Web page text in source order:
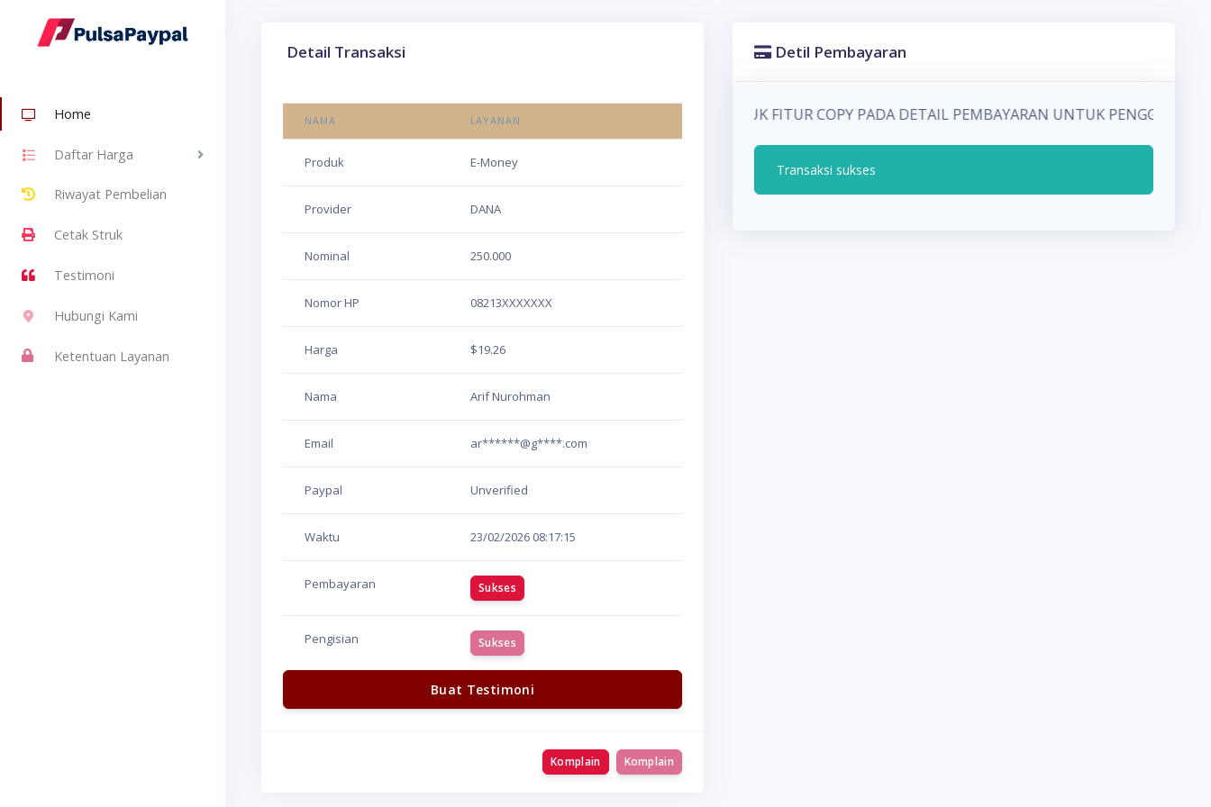
Home
Daftar Harga
Riwayat Pembelian
Cetak Struk
Testimoni
Hubungi Kami
Ketentuan Layanan
Detail Transaksi
NAMA LAYANAN
Produk E-Money
Provider DANA
Nominal 250.000
Nomor HP 08213XXXXXXX
Harga $19.26
Nama Arif Nurohman
Email ar******@g****.com
Paypal Unverified
Waktu 23/02/2026 08:17:15
Pembayaran Sukses
Pengisian Sukses
Buat Testimoni
Komplain Komplain
Detil Pembayaran
INFO!!! GESER KE KANAN UNTUK FITUR COPY PADA DETAIL PEMBAYARAN UNTUK PENGGUNA
Transaksi sukses